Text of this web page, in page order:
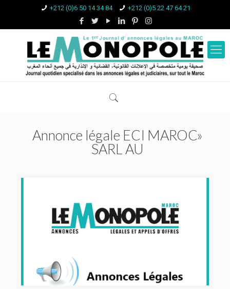
+212 (0)6 50 14 34 84 +212 (0)5 22 47 64 21
Annonce légale ECI MAROC»
SARL AU